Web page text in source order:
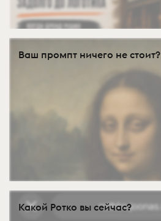
Ваш промпт ничего не стоит?
Какой Ротко вы сейчас?